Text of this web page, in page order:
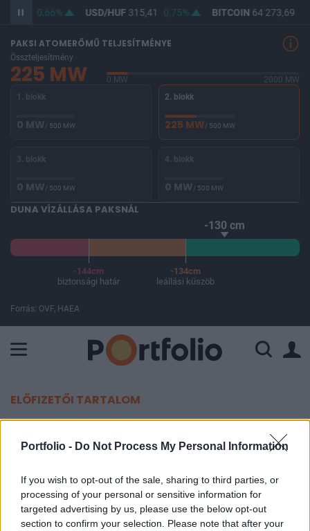
Portfolio - Do Not Process My Personal Information
If you wish to opt-out of the sale, sharing to third parties, or
processing of your personal or sensitive information for
targeted advertising by us, please use the below opt-out
section to confirm your selection. Please note that after your
0,66% USD/HUF315,41 0,75% BITCOIN 64 273,69
PAKSI ATOMERŐMŰ TELJESÍTMÉNYE
Összteljesítmény
225 MW 0 MW
2000 MW
1. blokk
0 MW/ 500 MW
2. blokk
225 MW/ 500 MW
3. blokk
0 MW/ 500 MW
4. blokk
0 MW/ 500 MW
DUNA VÍZÁLLÁSA PAKSNÁL
-130 cm
-144cm
biztonsági határ
-134cm
leállási küszöb
Forrás: OVF, HAEA
ELŐFIZETŐI TARTALOM
Ekkora lenne a baj? - Hadihajókat
küld a Vörös-tengerre az EU
2024. január 17. 10:01